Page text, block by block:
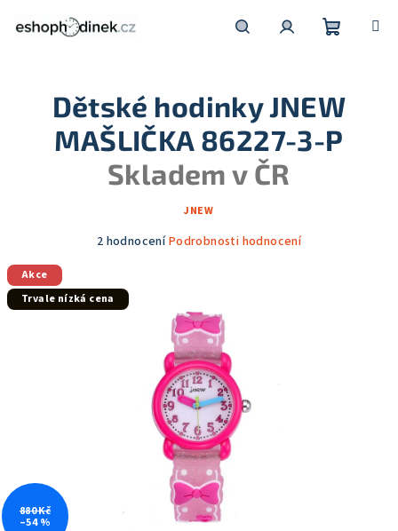
košík
Dětské hodinky JNEW
MAŠLIČKA 86227-3-P
Skladem v ČR
JNEW
Průměrné
je
5,0
2 hodnoceníPodrobnosti hodnocení
Akce
Trvale nízká cena
880 Kč
–54 %